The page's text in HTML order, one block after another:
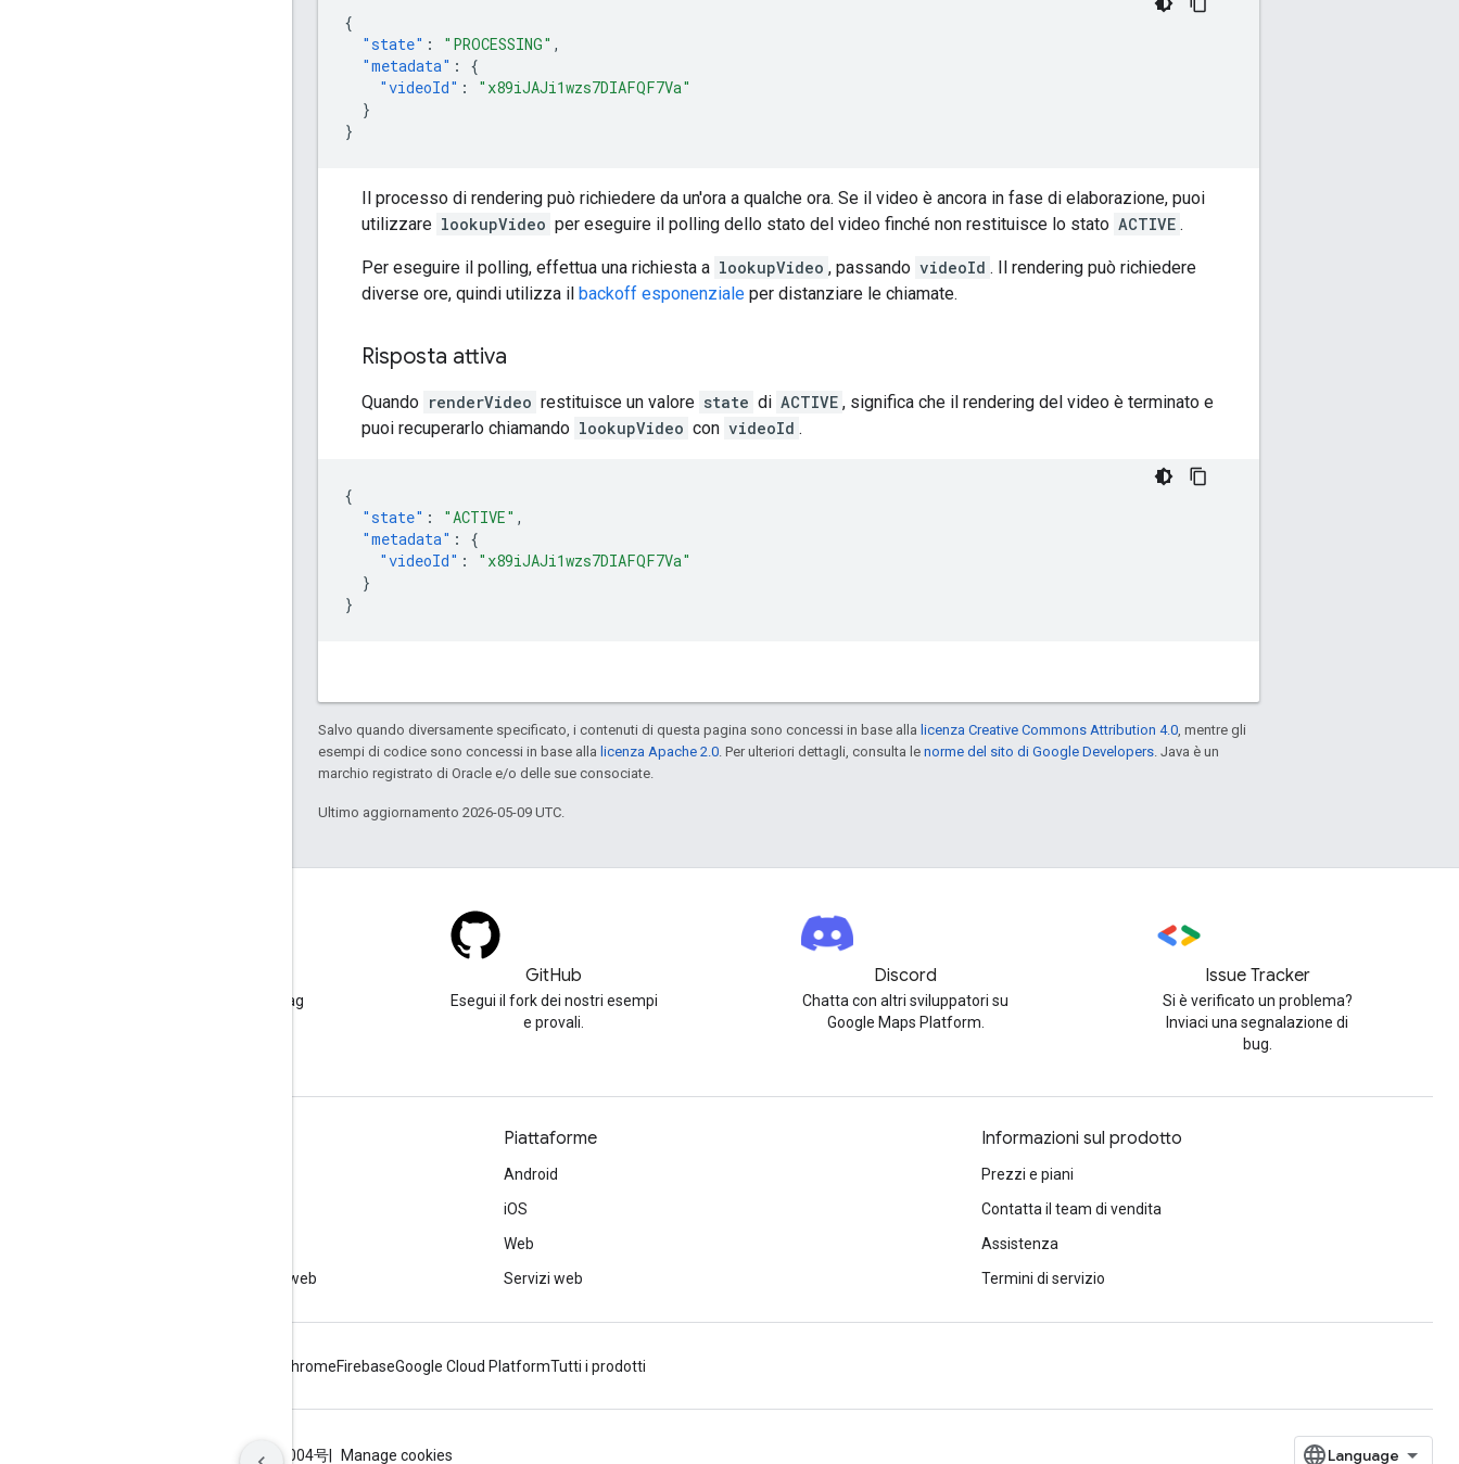
{
"state" : "PROCESSING" ,
"metadata" :
{
"videoId" :
"x89iJAJi1wzs7DIAFQF7Va"
}
}
Il processo di rendering può richiedere da un'ora a qualche ora. Se il video è ancora in fase di elaborazione, puoi
utilizzare lookupVideo per eseguire il polling dello stato del video finché non restituisce lo stato ACTIVE .
Per eseguire il polling, effettua una richiesta a lookupVideo , passando videoId . Il rendering può richiedere
diverse ore, quindi utilizza il backoff esponenziale per distanziare le chiamate.
Risposta attiva
Quando renderVideo restituisce un valore state di ACTIVE , significa che il rendering del video è terminato e
puoi recuperarlo chiamando lookupVideo con videoId .
{
"state" : "ACTIVE" ,
"metadata" :
{
"videoId" :
"x89iJAJi1wzs7DIAFQF7Va"
}
}
Salvo quando diversamente specificato, i contenuti di questa pagina sono concessi in base alla licenza Creative Commons Attribution 4.0 , mentre gli
esempi di codice sono concessi in base alla licenza Apache 2.0 . Per ulteriori dettagli, consulta le norme del sito di Google Developers . Java è un
marchio registrato di Oracle e/o delle sue consociate.
Ultimo aggiornamento 2026-05-09 UTC.
Poni una domanda sotto il tag
GitHub
Esegui il fork dei nostri esempi
e provali.
Discord
Chatta con altri sviluppatori su
Google Maps Platform.
Issue Tracker
Si è verificato un problema?
Inviaci una segnalazione di
bug.
Ottimizzazione dell'utilizzo dei servizi web
Piattaforme
Android
iOS
Web
Servizi web
Informazioni sul prodotto
Prezzi e piani
Contatta il team di vendita
Assistenza
Termini di servizio
ChromeFirebaseGoogle Cloud PlatformTutti i prodotti
ICP证合字B2-20070004号 Manage cookies